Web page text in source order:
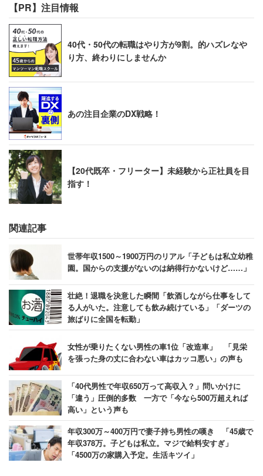
【PR】注目情報
40代・50代の転職はやり方が9割。的ハズレなや
り方、終わりにしませんか
あの注目企業のDX戦略！
【20代既卒・フリーター】未経験から正社員を目
指す！
関連記事
世帯年収1500～1900万円のリアル「子どもは私立幼稚
園。国からの支援がないのは納得行かないけど……」
壮絶！退職を決意した瞬間「飲酒しながら仕事をして
る人がいた。注意しても飲み続けている」「ダーツの
旅ばりに全国を転勤」
女性が乗りたくない男性の車1位「改造車」 「見栄
を張った身の丈に合わない車はカッコ悪い」の声も
「40代男性で年収650万って高収入？」問いかけに
「違う」圧倒的多数 一方で「今なら500万超えれば
高い」という声も
年収300万～400万円で妻子持ち男性の嘆き 「45歳で
年収378万。子どもは私立。マジで給料安すぎ」
「4500万の家購入予定。生活キツイ」